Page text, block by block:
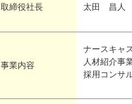
取締役社長 太田 昌人
事業内容
ナースキャ
人材紹介事
採用コンサ